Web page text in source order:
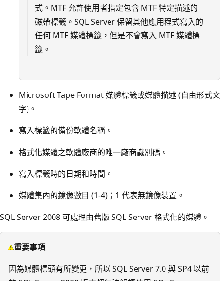
式。MTF 允許使用者指定包含 MTF 特定描述的
磁帶標籤。SQL Server 保留其他應用程式寫入的
任何 MTF 媒體標籤，但是不會寫入 MTF 媒體標
籤。
Microsoft Tape Format 媒體標籤或媒體描述 (自由形式文
字)。
寫入標籤的備份軟體名稱。
格式化媒體之軟體廠商的唯一廠商識別碼。
寫入標籤時的日期和時間。
媒體集內的鏡像數目 (1-4)；1 代表無鏡像裝置。
SQL Server 2008 可處理由舊版 SQL Server 格式化的媒體。
重要事項
因為媒體標頭有所變更，所以 SQL Server 7.0 與 SP4 以前